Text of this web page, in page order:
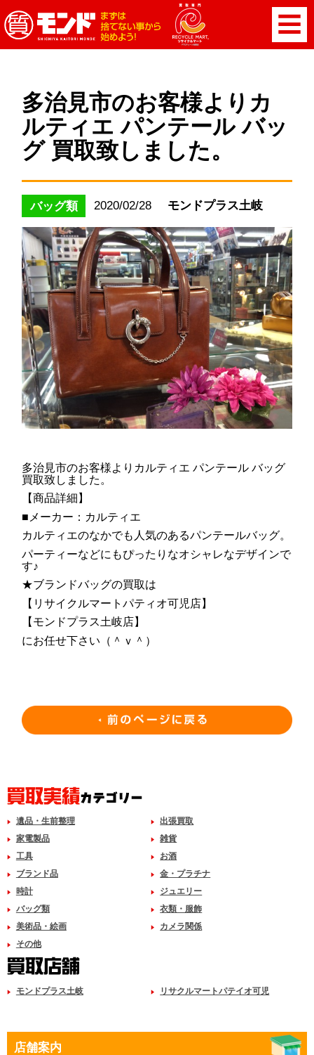
多治見市のお客様よりカ
ルティエ パンテール バッ
グ 買取致しました。
バッグ類 2020/02/28 モンドプラス土岐
多治見市のお客様よりカルティエ パンテール バッグ
買取致しました。
【商品詳細】
■メーカー：カルティエ
カルティエのなかでも人気のあるパンテールバッグ。
パーティーなどにもぴったりなオシャレなデザインで
す♪
★ブランドバッグの買取は
【リサイクルマートパティオ可児店】
【モンドプラス土岐店】
にお任せ下さい（＾ｖ＾）
遺品・生前整理
出張買取
家電製品
雑貨
工具
お酒
ブランド品
金・プラチナ
時計
ジュエリー
バッグ類
衣類・服飾
美術品・絵画
カメラ関係
その他
モンドプラス土岐 リサクルマートパテイオ可児
店舗案内